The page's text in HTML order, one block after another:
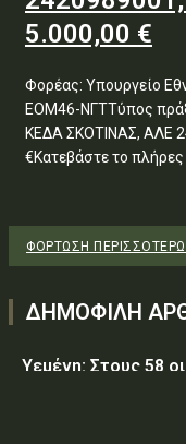
5.000,00 €
Φορέας: Υπουργείο
ΕΟΜ46-ΝΓΤΤύπος
ΚΕΔΑ ΣΚΟΤΙΝΑΣ, ΑΛΕ
€Κατεβάστε το πλήρες
ΦΌΡΤΩΣΗ
ΔΗΜΟΦΙΛΗ
Υεμένη: Στους 58